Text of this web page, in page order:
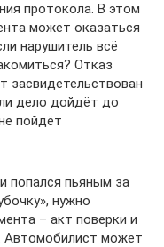
протокола. В этом
может оказаться
нарушитель всё
Отказ
засвидетельствован
дело дойдёт до
пойдёт
попался пьяным за
нужно
– акт поверки и
Автомобилист может